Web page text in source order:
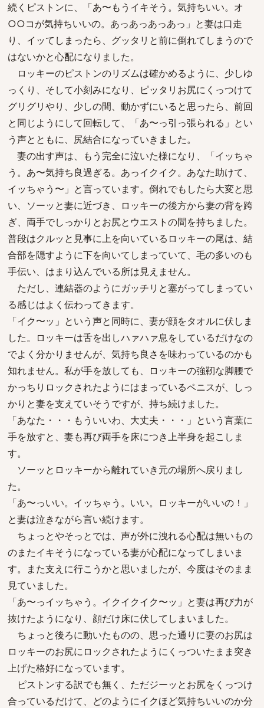
続くピストンに、「あ〜もうイキそう。気持ちいい。オ
○○コが気持ちいいの。あっあっあっあっ」と妻は口走
り、イッてしまったら、グッタリと前に倒れてしまうので
はないかと心配になりました。
ロッキーのピストンのリズムは確かめるように、少しゆ
っくり、そして小刻みになり、ピッタリお尻にくっつけて
グリグリやり、少しの間、動かずにいると思ったら、前回
と同じようにして回転して、「あ〜っ引っ張られる」とい
う声とともに、尻結合になっていきました。
妻の出す声は、もう完全に泣いた様になり、「イッちゃ
う。あ〜気持ち良過ぎる。あっイクイク。あなた助けて、
イッちゃう〜」と言っています。倒れでもしたら大変と思
い、ソーッと妻に近づき、ロッキーの後方から妻の背を跨
ぎ、両手でしっかりとお尻とウエストの間を持ちました。
普段はクルッと見事に上を向いているロッキーの尾は、結
合部を隠すように下を向いてしまっていて、毛の多いのも
手伝い、はまり込んでいる所は見えません。
ただし、連結器のようにガッチリと塞がってしまってい
る感じはよく伝わってきます。
「イク〜ッ」という声と同時に、妻が顔をタオルに伏しま
した。ロッキーは舌を出しハァハァ息をしているだけなの
でよく分かりませんが、気持ち良さを味わっているのかも
知れません。私が手を放しても、ロッキーの強靭な脚腰で
かっちりロックされたようにはまっているペニスが、しっ
かりと妻を支えていそうですが、持ち続けました。
「あなた・・・もういいわ、大丈夫・・・」という言葉に
手を放すと、妻も再び両手を床につき上半身を起こしま
す。
ソーッとロッキーから離れていき元の場所へ戻りまし
た。
「あ〜っいい。イッちゃう。いい。ロッキーがいいの！」
と妻は泣きながら言い続けます。
ちょっとやそっとでは、声が外に洩れる心配は無いもの
のまたイキそうになっている妻が心配になってしまいま
す。また支えに行こうかと思いましたが、今度はそのまま
見ていました。
「あ〜っイッちゃう。イクイクイク〜ッ」と妻は再び力が
抜けたようになり、顔だけ床に伏してしまいました。
ちょっと後ろに動いたものの、思った通りに妻のお尻は
ロッキーのお尻にロックされたようにくっついたまま突き
上げた格好になっています。
ピストンする訳でも無く、ただジーッとお尻をくっつけ
合っているだけて、どのようにイクほど気持ちいいのか分